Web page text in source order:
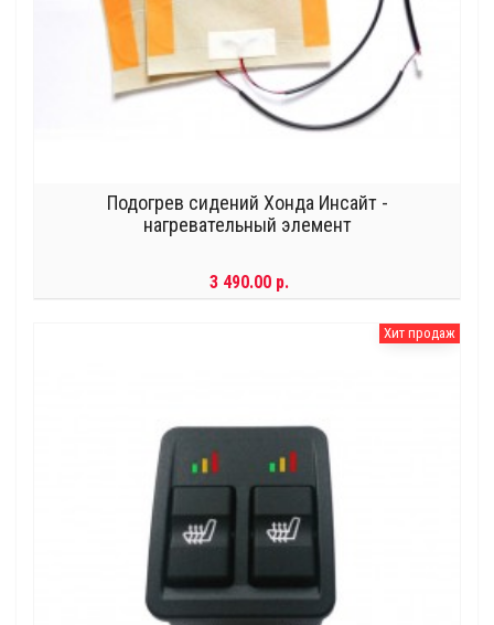
Подогрев сидений Хонда Инсайт -
нагревательный элемент
3 490.00 р.
Хит продаж